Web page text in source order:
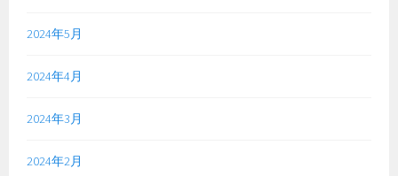
2024年5月
2024年4月
2024年3月
2024年2月